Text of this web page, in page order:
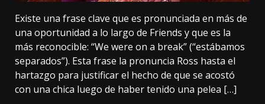
Existe una frase clave que es pronunciada en más de
una oportunidad a lo largo de Friends y que es la
más reconocible: “We were on a break” (“estábamos
separados”). Esta frase la pronuncia Ross hasta el
hartazgo para justificar el hecho de que se acostó
con una chica luego de haber tenido una pelea […]